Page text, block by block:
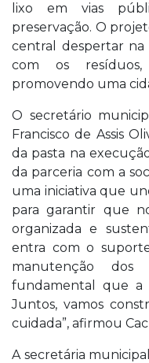
lixo em vias
preservação. O
central despertar
com os
promovendo uma
O secretário
Francisco de Assis
da pasta na
da parceria com a
uma iniciativa que
para garantir que
organizada e
entra com o
manutenção dos
fundamental que a
Juntos, vamos
cuidada”, afirmou
A secretária